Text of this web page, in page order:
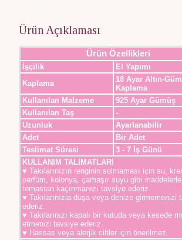
Ürün Açıklaması
Ürün Özellikleri
İşçilik
El Yapımı
Kaplama
18 Ayar Altın-
Kaplama
Kullanılan Malzeme
925 Ayar Gümüş
Kullanılan Taş
-
Uzunluk
Ayarlanabilir
Adet
Bir Adet
Teslimat Süresi
3 - 7 İş Günü
KULLANIM TALİMATLARI
♥ Takılarınızın renginin solmaması için su,
parfüm, kolonya, çamaşır suyu gibi maddelerle
temastan kaçınmanızı tavsiye ederiz.
♥ Takılarınızla duşa veya denize girmemenizi
ederiz.
♥ Takılarınızı kapalı bir kutuda veya kesede
etmenizi tavsiye ederiz.
♥ Hassas veya alerjik ciltler için önerilmez.